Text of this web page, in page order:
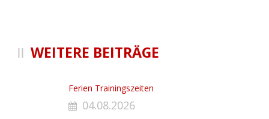
WEITERE BEITRÄGE
Ferien Trainingszeiten
04.08.2026